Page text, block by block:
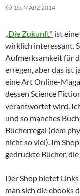
10. MÄRZ 2014
„Die Zukunft“ ist
wirklich interessant.
Aufmerksamkeit für
erregen, aber das ist
eine Art Online-
dessen Science
verantwortet wird.
und so manches
Bücherregal (dem
nicht so viel). Im
gedruckte Bücher,
Der Shop bietet
man sich die ebooks